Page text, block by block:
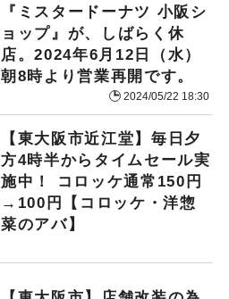
『ミスタードーナツ 小阪シ
ョップ』が、しばらく休
店。2024年6月12日（水）
朝8時より営業再開です。
2024/05/22 18:30
【東大阪市近江堂】毎日夕
方4時半からタイムセール実
施中！ コロッケ通常150円
→100円【コロッケ・洋惣
菜のアバ】